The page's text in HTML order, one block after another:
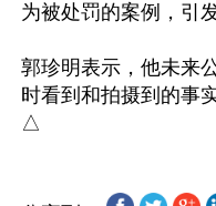
为被处罚的案例，引
郭珍明表示，他未来
时看到和拍摄到的事实